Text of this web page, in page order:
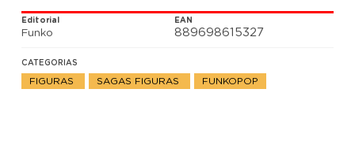
Editorial
Funko
EAN
889698615327
CATEGORIAS
FIGURAS SAGAS FIGURAS FUNKOPOP